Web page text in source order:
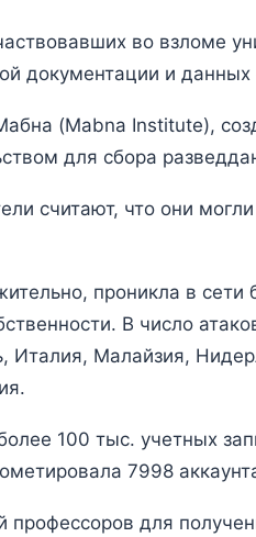
во взломе
документации и
(Mabna Institute),
для сбора
считают, что они
проникла в сети
В число
Малайзия,
100 тыс. учетных
7998
для